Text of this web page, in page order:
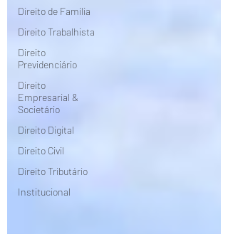
Direito de Família
Direito Trabalhista
Direito
Previdenciário
Direito
Empresarial &
Societário
Direito Digital
Direito Civil
Direito Tributário
Institucional